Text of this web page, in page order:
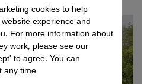
cookies to help
experience and
For more information about
work, please see our
to agree. You can
time.